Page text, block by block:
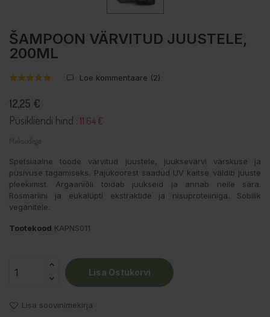
ŠAMPOON VÄRVITUD JUUSTELE,
200ML
Loe kommentaare (2)
12,25 €
Püsikliendi hind : 11.64 €
Maksudega
Spetsiaalne toode värvitud juustele, juuksevärvi värskuse ja
püsivuse tagamiseks. Pajukoorest saadud UV kaitse väldib juuste
pleekimist. Argaaniõli toidab juukseid ja annab neile sära.
Rosmariini ja eukalüpti ekstraktide ja nisuproteiiniga. Sobilik
veganitele.
Tootekood KAPNS011
Lisa Ostukorvi
Lisa soovinimekirja